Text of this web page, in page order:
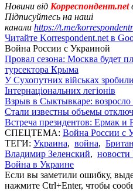
Новини від Корреспондент.net
Підписуйтесь на наші
канали https://t.me/
Читайте Korrespondent.net в
Война России с Украиной
Провал сезона: Москва будет
турсектора Крыма
У Сухопутних військах зробили
Інтернаціональних легіонів
Взрыв в Сыктывкаре: возросло
Стали известны объемы
Встреча президентов: Ермак и
СПЕЦТЕМА: Война России с
ТЕГИ: Украина, война,
Владимир Зеленский,
Война в Украине
Если вы заметили ошибку,
нажмите Ctrl+Enter, чтобы